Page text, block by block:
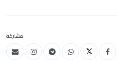
مشاركة